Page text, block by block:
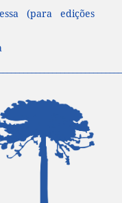
(para edições